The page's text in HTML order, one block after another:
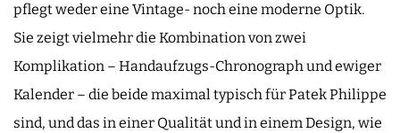
pflegt weder eine Vintage- noch eine moderne Optik.
Sie zeigt vielmehr die Kombination von zwei
Komplikation – Handaufzugs-Chronograph und ewiger
Kalender – die beide maximal typisch für Patek Philippe
sind, und das in einer Qualität und in einem Design, wie